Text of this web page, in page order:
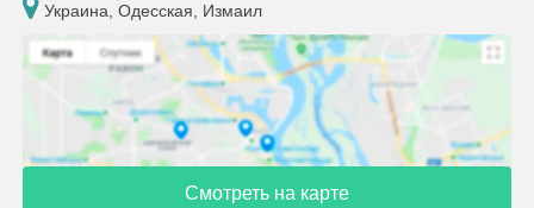
Украина, Одесская, Измаил
Смотреть на карте